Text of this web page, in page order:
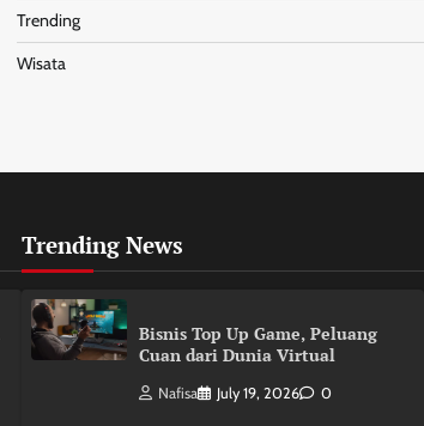
Trending
Wisata
Trending News
Bisnis Top Up Game, Peluang
Cuan dari Dunia Virtual
Nafisa July 19, 2026 0